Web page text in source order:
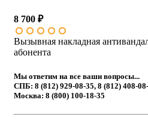
8 700 ₽
Вызывная накладная
абонента
Мы ответим на все ваши вопросы...
СПБ: 8 (812) 929-08-35, 8 (812) 408-
Москва: 8 (800) 100-18-35